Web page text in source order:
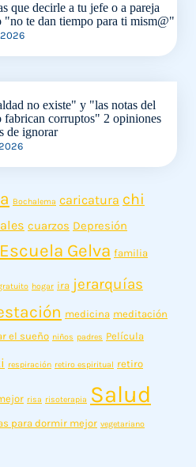
que decirle a tu jefe o a pareja
"no te dan tiempo para ti mism@"
no existe" y "las notas del
fabrican corruptos" 2 opiniones
de ignorar
Bochalema caricatura chi
cuarzos Depresión
Escuela Gelva familia
hogar ira jerarquías
medicina meditación
el sueño niños padres Película
respiración retiro espiritual retiro
risa risoterapia Salud
para dormir mejor vegetariano